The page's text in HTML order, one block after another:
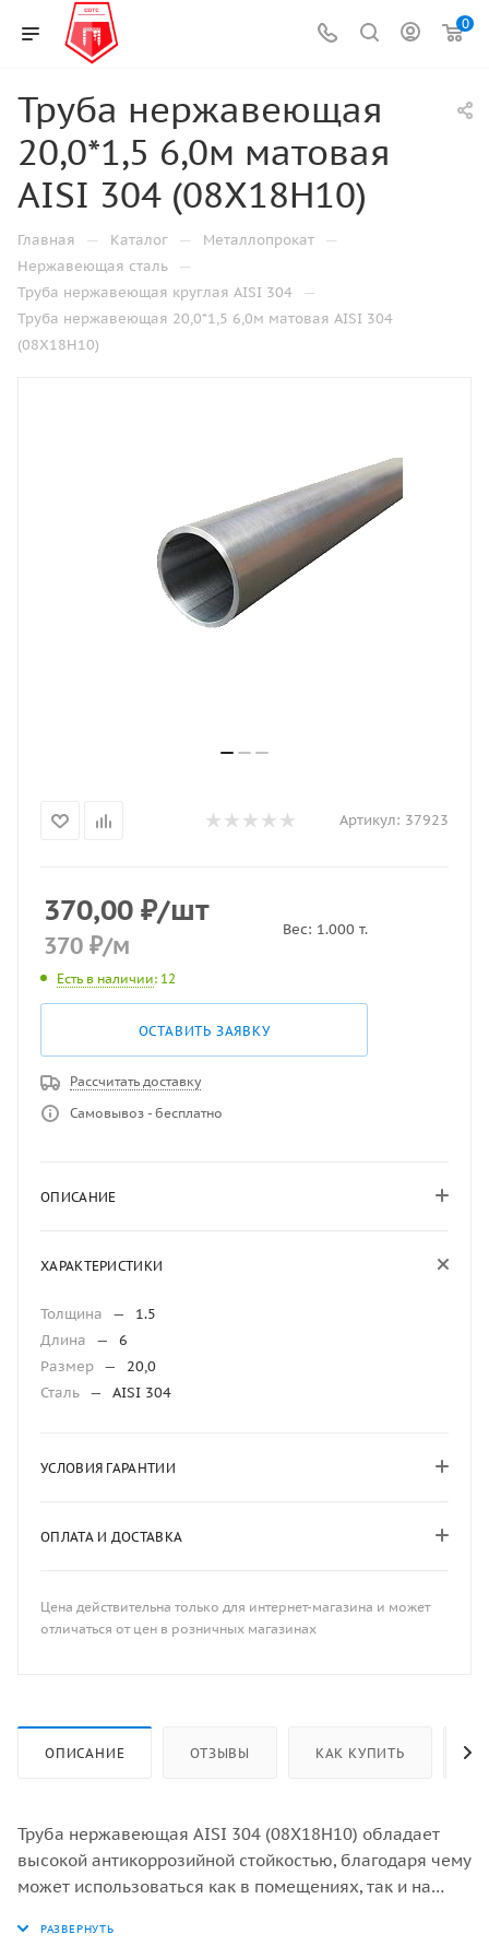
0
Труба нержавеющая
20,0*1,5 6,0м матовая
AISI 304 (08Х18Н10)
Главная — Каталог — Металлопрокат —
Нержавеющая сталь —
Труба нержавеющая круглая AISI 304 —
Труба нержавеющая 20,0*1,5 6,0м матовая AISI 304
(08Х18Н10)
Артикул: 37923
370,00 ₽/шт
370 ₽/м
Есть в наличии: 12
ОСТАВИТЬ ЗАЯВКУ
Вес: 1.000 т.
Рассчитать доставку
Самовывоз - бесплатно
ОПИСАНИЕ
ХАРАКТЕРИСТИКИ
Толщина —
1.5
Длина
—
6
Размер —
20,0
Сталь — AISI 304
УСЛОВИЯ ГАРАНТИИ
ОПЛАТА И ДОСТАВКА
Цена действительна только для интернет-магазина и может
отличаться от цен в розничных магазинах
ОПИСАНИЕ ОТЗЫВЫ КАК КУПИТЬ
Труба нержавеющая AISI 304 (08Х18Н10) обладает
высокой антикоррозийной стойкостью, благодаря чему
может использоваться как в помещениях, так и на
304 является базовой, классической маркой, все